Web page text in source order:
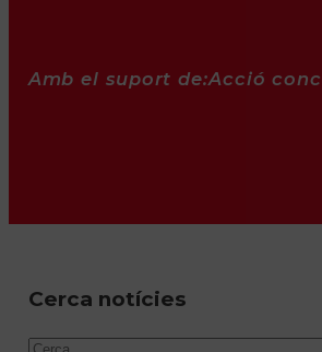
Amb el suport de:Acció
Cerca notícies
Cercar